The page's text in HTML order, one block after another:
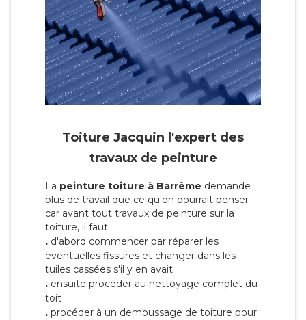
Toiture Jacquin l'expert des
travaux de peinture
La peinture toiture à Barrême demande
plus de travail que ce qu'on pourrait penser
car avant tout travaux de peinture sur la
toiture, il faut:
. d'abord commencer par réparer les
éventuelles fissures et changer dans les
tuiles cassées s'il y en avait
. ensuite procéder au nettoyage complet du
toit
. procéder à un demoussage de toiture pour